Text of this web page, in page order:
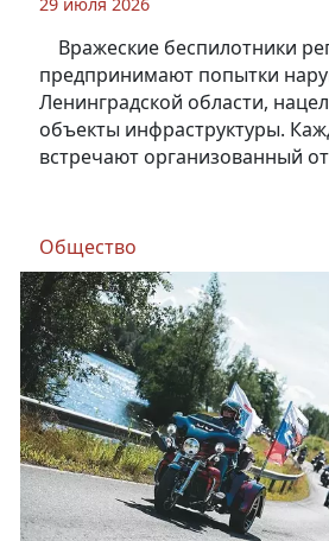
29 июля 2026
Вражеские беспилотники
предпринимают попытки
Ленинградской области,
объекты инфраструктуры.
встречают организованный
Общество